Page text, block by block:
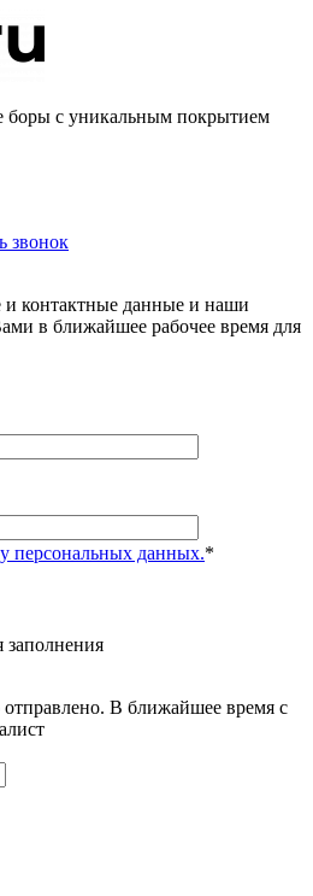
боры с уникальным покрытием
звонок
контактные данные и наши
в ближайшее рабочее время для
персональных данных.*
заполнения
В ближайшее время с